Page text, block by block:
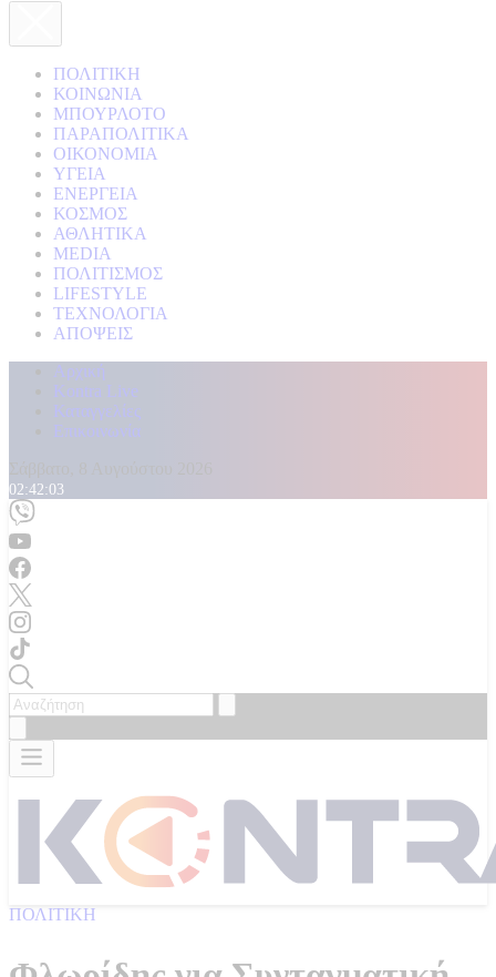
ΠΟΛΙΤΙΚΗ
ΚΟΙΝΩΝΙΑ
ΜΠΟΥΡΛΟΤΟ
ΠΑΡΑΠΟΛΙΤΙΚΑ
ΟΙΚΟΝΟΜΙΑ
ΥΓΕΙΑ
ΕΝΕΡΓΕΙΑ
ΚΟΣΜΟΣ
ΑΘΛΗΤΙΚΑ
MEDIA
ΠΟΛΙΤΙΣΜΟΣ
LIFESTYLE
ΤΕΧΝΟΛΟΓΙΑ
ΑΠΟΨΕΙΣ
Αρχική
Kontra Live
Καταγγελίες
Επικοινωνία
02:42:05
ΠΟΛΙΤΙΚΗ